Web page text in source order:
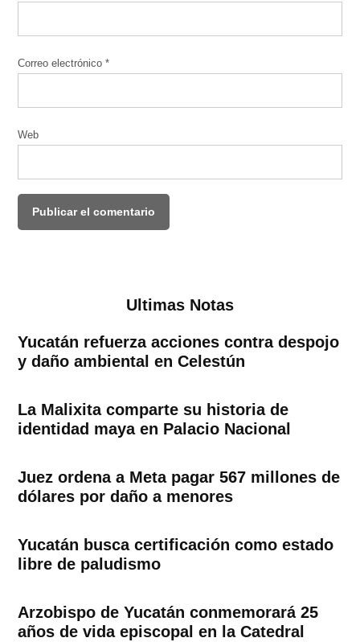
Correo electrónico*
Web
Ultimas Notas
Yucatán refuerza acciones contra despojo
y daño ambiental en Celestún
La Malixita comparte su historia de
identidad maya en Palacio Nacional
Juez ordena a Meta pagar 567 millones de
dólares por daño a menores
Yucatán busca certificación como estado
libre de paludismo
Arzobispo de Yucatán conmemorará 25
años de vida episcopal en la Catedral